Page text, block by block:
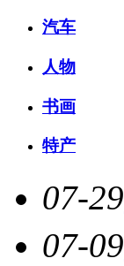
汽车
人物
书画
特产
07-29
07-09